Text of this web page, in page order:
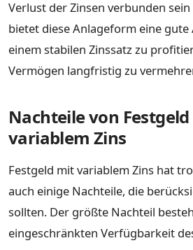
Verlust der Zinsen verbunden
bietet diese Anlageform eine
einem stabilen Zinssatz zu
Vermögen langfristig zu
Nachteile von
variablem Zins
Festgeld mit variablem Zins hat
auch einige Nachteile, die
sollten. Der größte Nachteil
eingeschränkten Verfügbarkeit